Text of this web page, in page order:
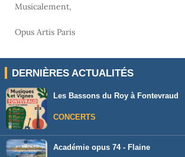
Musicalement,
Opus Artis Paris
DERNIÈRES ACTUALITÉS
Les Bassons du Roy à Fontevraud
CONCERTS
Académie opus 74 - Flaine